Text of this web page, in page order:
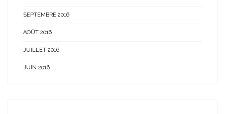
SEPTEMBRE 2016
AOÛT 2016
JUILLET 2016
JUIN 2016